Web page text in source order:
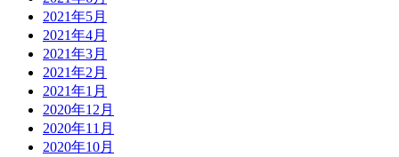
2021年5月
2021年4月
2021年3月
2021年2月
2021年1月
2020年12月
2020年11月
2020年10月